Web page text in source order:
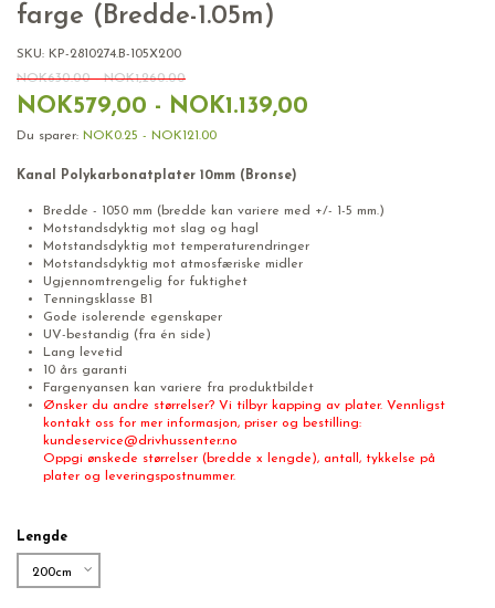
farge (Bredde-1.05m)
SKU: KP-2810274.B-105X200
NOK630.00 - NOK1,260.00
NOK579,00 - NOK1.139,00
Du sparer: NOK0.25 - NOK121.00
Kanal Polykarbonatplater 10mm (Bronse)
Bredde - 1050 mm (bredde kan variere med +/- 1-5 mm.)
Motstandsdyktig mot slag og hagl
Motstandsdyktig mot temperaturendringer
Motstandsdyktig mot atmosfæriske midler
Ugjennomtrengelig for fuktighet
Tenningsklasse B1
Gode isolerende egenskaper
UV-bestandig (fra én side)
Lang levetid
10 års garanti
Fargenyansen kan variere fra produktbildet
Ønsker du andre størrelser? Vi tilbyr kapping av plater. Vennligst
kontakt oss for mer informasjon, priser og bestilling:
kundeservice@drivhussenter.no
Oppgi ønskede størrelser (bredde x lengde), antall, tykkelse på
plater og leveringspostnummer.
Lengde